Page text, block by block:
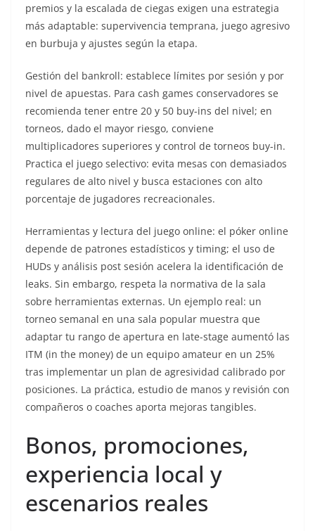
premios y la escalada de ciegas exigen una estrategia
más adaptable: supervivencia temprana, juego agresivo
en burbuja y ajustes según la etapa.
Gestión del bankroll: establece límites por sesión y por
nivel de apuestas. Para cash games conservadores se
recomienda tener entre 20 y 50 buy-ins del nivel; en
torneos, dado el mayor riesgo, conviene
multiplicadores superiores y control de torneos buy-in.
Practica el juego selectivo: evita mesas con demasiados
regulares de alto nivel y busca estaciones con alto
porcentaje de jugadores recreacionales.
Herramientas y lectura del juego online: el póker online
depende de patrones estadísticos y timing; el uso de
HUDs y análisis post sesión acelera la identificación de
leaks. Sin embargo, respeta la normativa de la sala
sobre herramientas externas. Un ejemplo real: un
torneo semanal en una sala popular muestra que
adaptar tu rango de apertura en late-stage aumentó las
ITM (in the money) de un equipo amateur en un 25%
tras implementar un plan de agresividad calibrado por
posiciones. La práctica, estudio de manos y revisión con
compañeros o coaches aporta mejoras tangibles.
Bonos, promociones,
experiencia local y
escenarios reales